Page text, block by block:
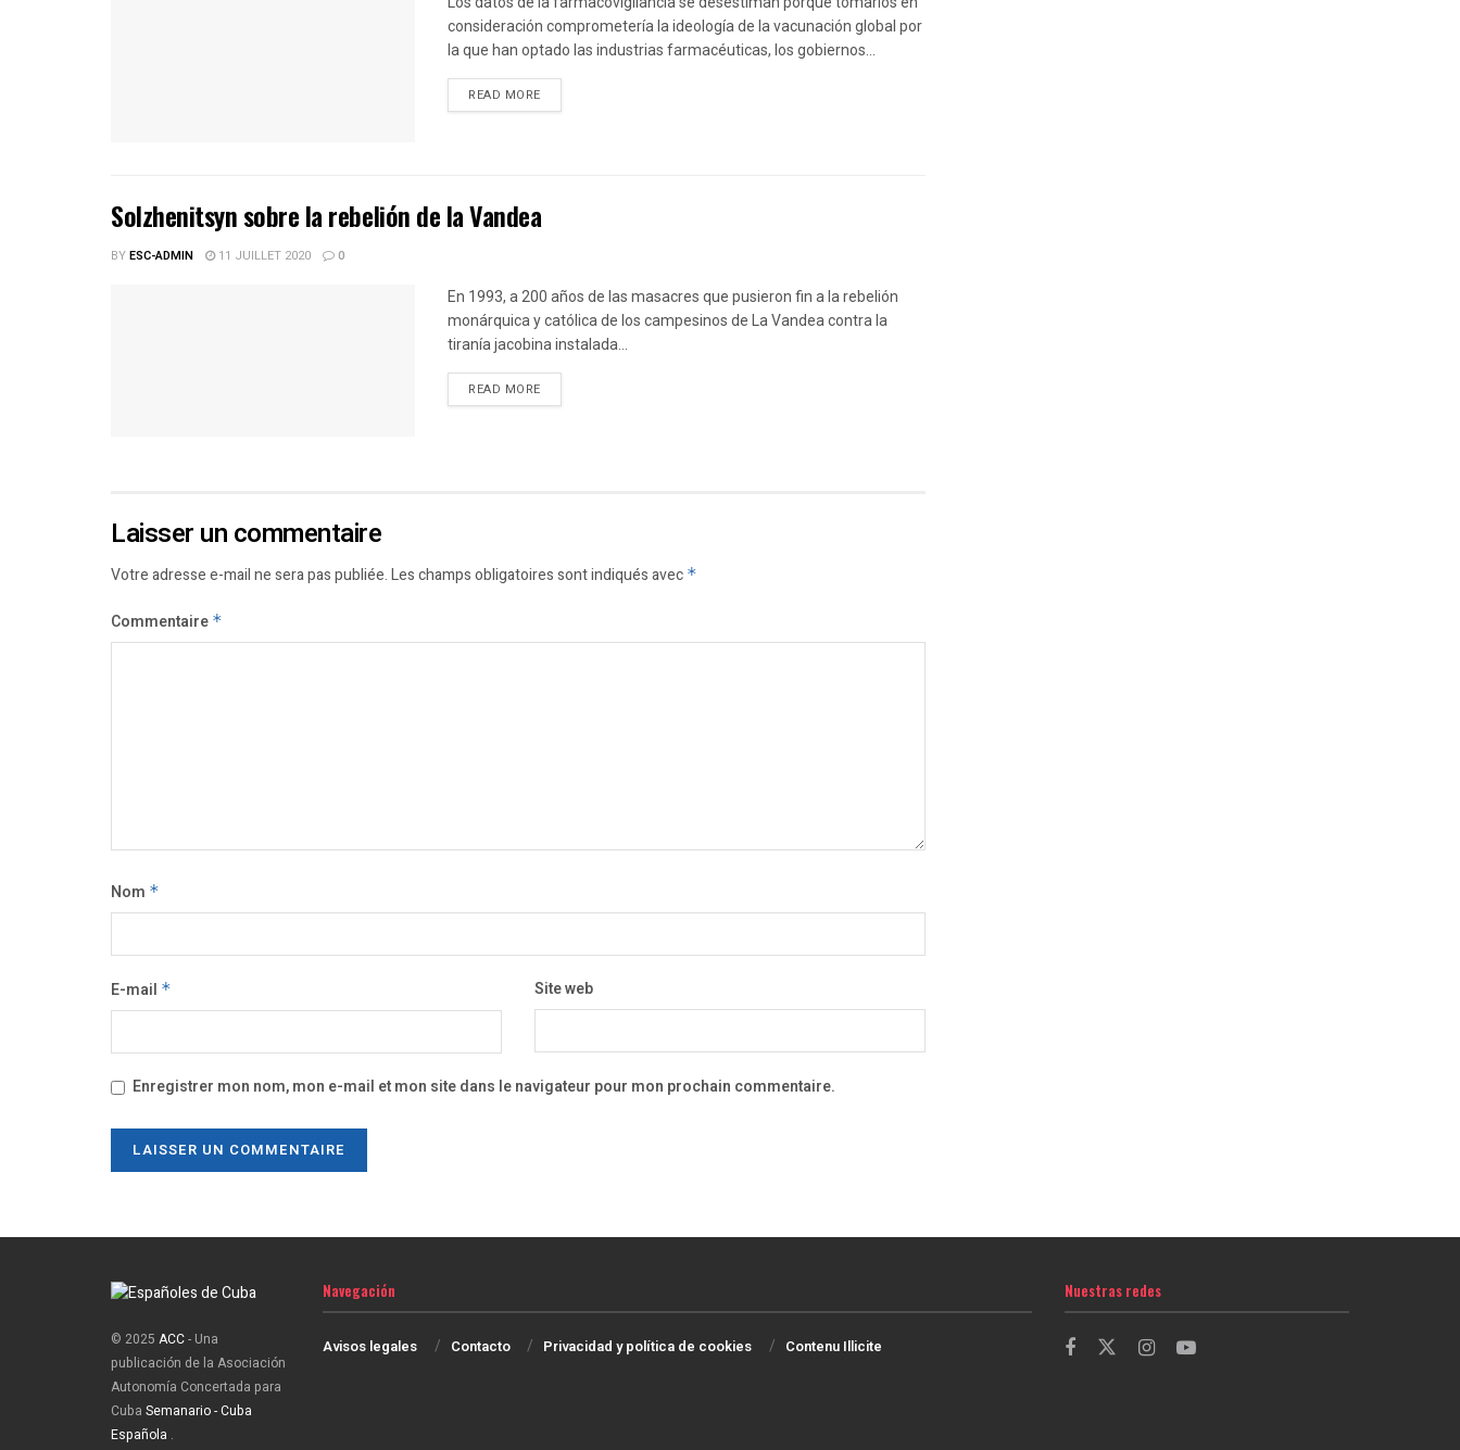
consideración comprometería la ideología de la vacunación global por
la que han optado las industrias farmacéuticas, los gobiernos...
READ MOREDETAILS
Solzhenitsyn sobre la rebelión de la Vandea
BYESC-ADMIN 11 JUILLET 2020 0
En 1993, a 200 años de las masacres que pusieron fin a la rebelión
monárquica y católica de los campesinos de La Vandea contra la
tiranía jacobina instalada...
READ MOREDETAILS
Laisser un commentaire
Votre adresse e-mail ne sera pas publiée.Les champs obligatoires sont indiqués avec *
Commentaire *
Nom *
E-mail * Site web
Enregistrer mon nom, mon e-mail et mon site dans le navigateur pour mon prochain commentaire.
© 2025 ACC- Una
publicación de la Asociación
Autonomía Concertada para
Cuba Semanario - Cuba
Española .
Navegación
Avisos legales Contacto Privacidad y política de cookies Contenu Illicite
Nuestras redes